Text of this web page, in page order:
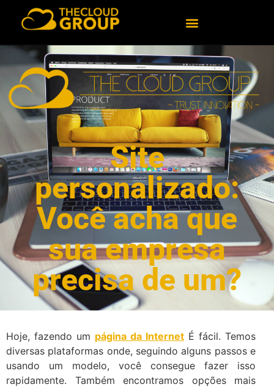
Site
personalizado:
Você acha que
sua empresa
precisa de um?
Hoje, fazendo um página da Internet É fácil. Temos
diversas plataformas onde, seguindo alguns passos e
usando um modelo, você consegue fazer isso
rapidamente. Também encontramos opções mais